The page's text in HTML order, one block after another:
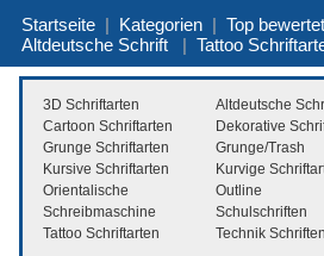
Startseite | Kategorien | Top bewertet
Altdeutsche Schrift | Tattoo
3D Schriftarten Altdeutsche
Cartoon Schriftarten
Dekorative
Grunge Schriftarten
Grunge/Trash
Kursive Schriftarten
Kurvige
Orientalische
Outline
Schreibmaschine
Schulschriften
Tattoo Schriftarten
Technik Schriften